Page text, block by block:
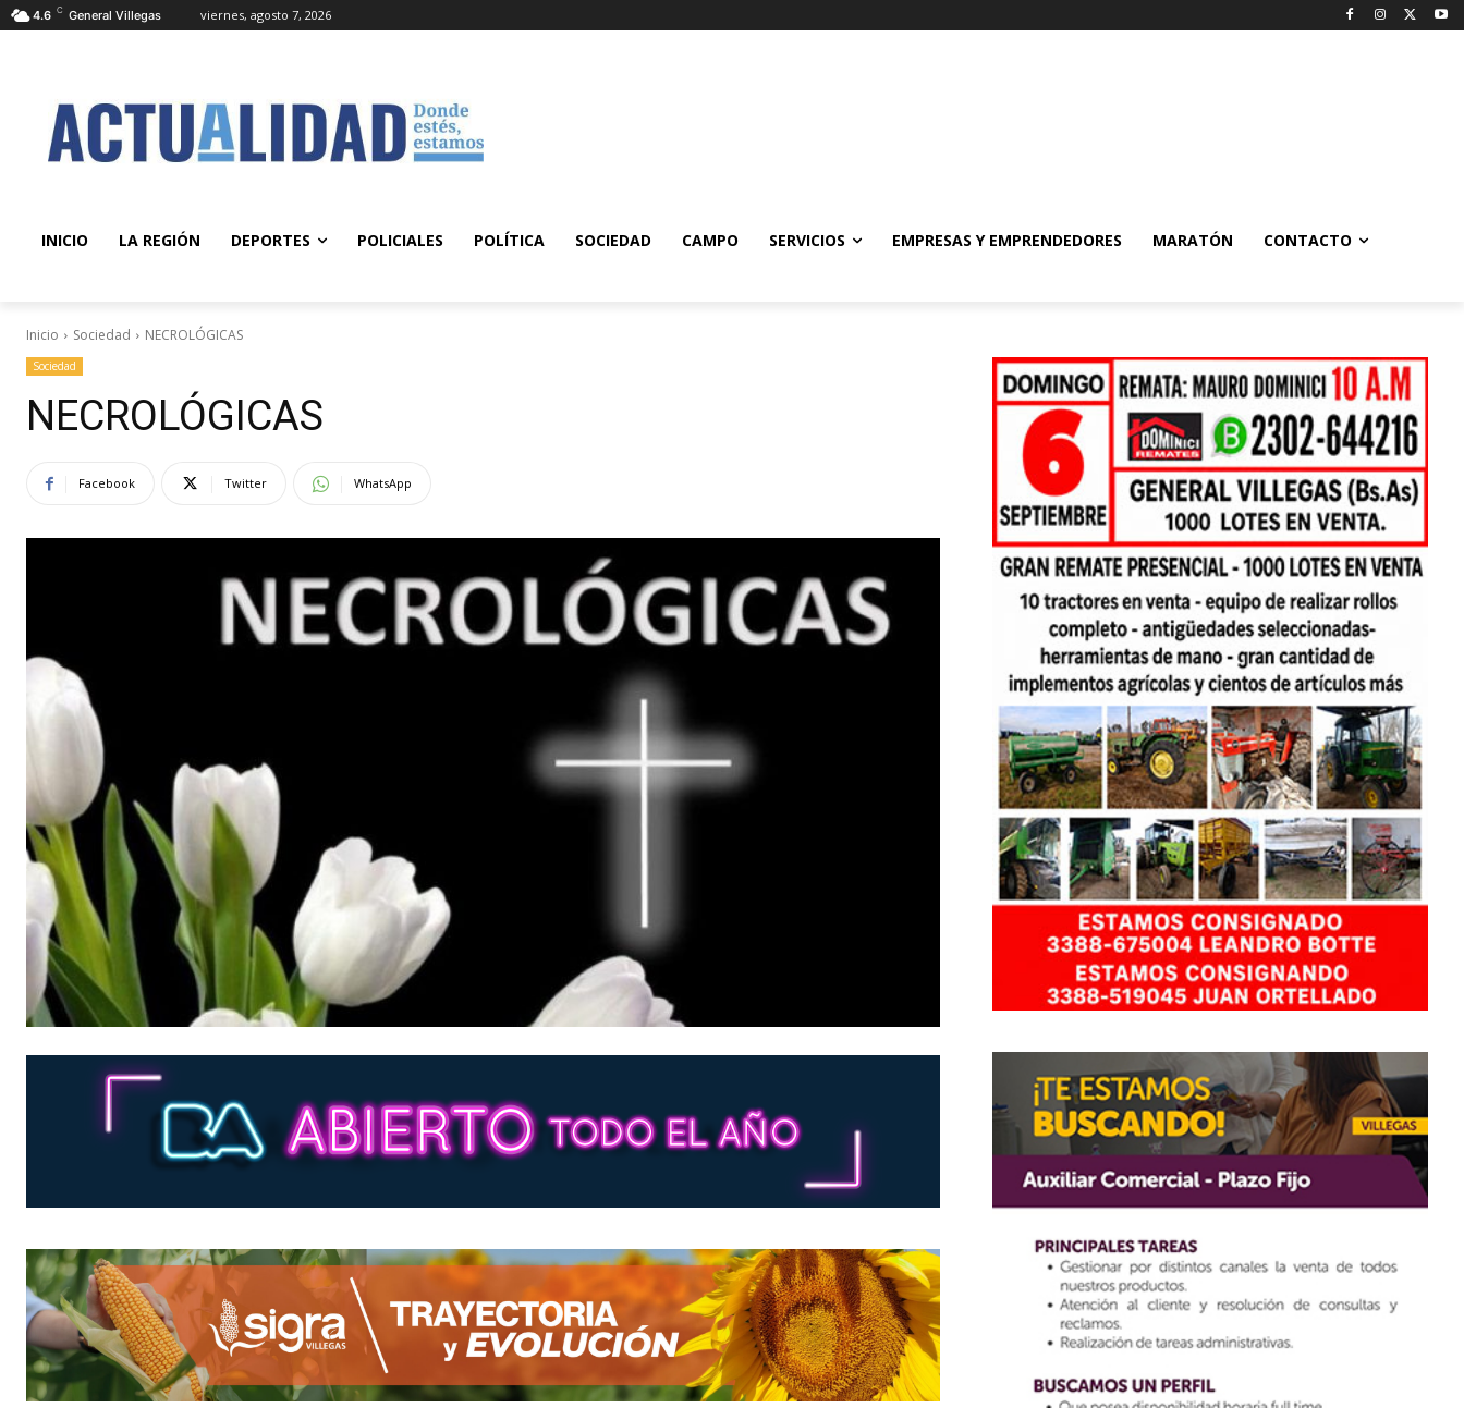
4.6 C General Villegas viernes, agosto 7, 2026
INICIO LA REGIÓN DEPORTES POLICIALES POLÍTICA SOCIEDAD CAMPO SERVICIOS EMPRESAS Y EMPRENDEDORES MARATÓN CONTACTO
Inicio Sociedad NECROLÓGICAS
Sociedad
NECROLÓGICAS
Facebook Twitter WhatsApp